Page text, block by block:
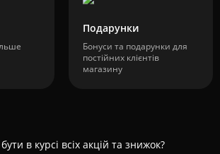
Подарунки
Бонуси та подарунки для
постійних клієнтів
магазину
в курсі всіх акцій та знижок?